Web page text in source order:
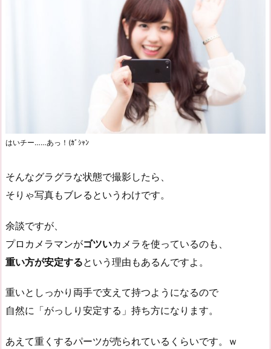
はいチー……あっ！(ｶﾞｼｬﾝ
そんなグラグラな状態で撮影したら、
そりゃ写真もブレるというわけです。
余談ですが、
プロカメラマンがゴツいカメラを使っているのも、
重い方が安定するという理由もあるんですよ。
重いとしっかり両手で支えて持つようになるので
自然に「がっしり安定する」持ち方になります。
あえて重くするパーツが売られているくらいです。ｗ